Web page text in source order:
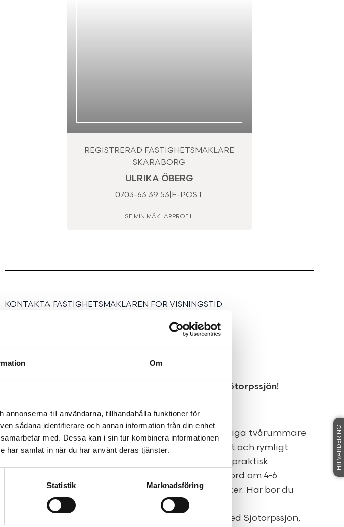
Om
till användarna, tillhandahålla funktioner för
sådana identifierare och annan information från din enhet
med. Dessa kan i sin tur kombinera informationen
har samlat in när du har använt deras tjänster.
Statistik Marknadsföring
REGISTRERAD FASTIGHETSMÄKLARE
SKARABORG
ULRIKA ÖBERG
0703-63 39 53 E-POST
SE MIN MÄKLARPROFIL
KONTAKTA FASTIGHETSMÄKLAREN FÖR VISNINGSTID.
En mycket fin 2:a i Skultorp med cykelavstånd till Sjötorpssjön!
Välkommen till Stallbacksgatan 3B och denna mysiga tvårummare
om 56 kvadratmeter. Lägenheten består av ett ljust och rymligt
vardagsrum med vacker stavparkett, sovrum med praktisk
skjutdörrsgarderob, kök med plats för större matbord om 4-6
personer samt fräscht badrum med kakel och klinker. Här bor du
bekvämt med både tvättmaskin och diskmaskin.
På Stallbacksgatan bor du lugnt och naturnära med Sjötorpssjön,
FRI VÄRDERING